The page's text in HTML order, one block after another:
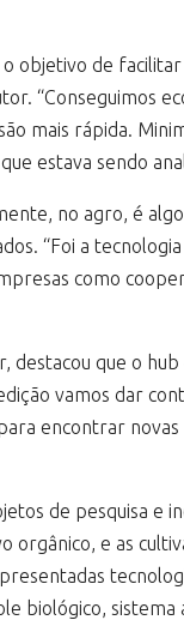
objetivo de
“Conseguimos
mais rápida.
estava sendo
no agro, é
“Foi a
como
destacou que o
vamos dar
encontrar
de pesquisa e
e as
biológico, sistema